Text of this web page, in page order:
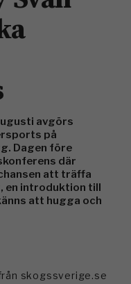
avgörs
på
Dagen före
där
att träffa
en introduktion till
att hugga och
skogssverige.se